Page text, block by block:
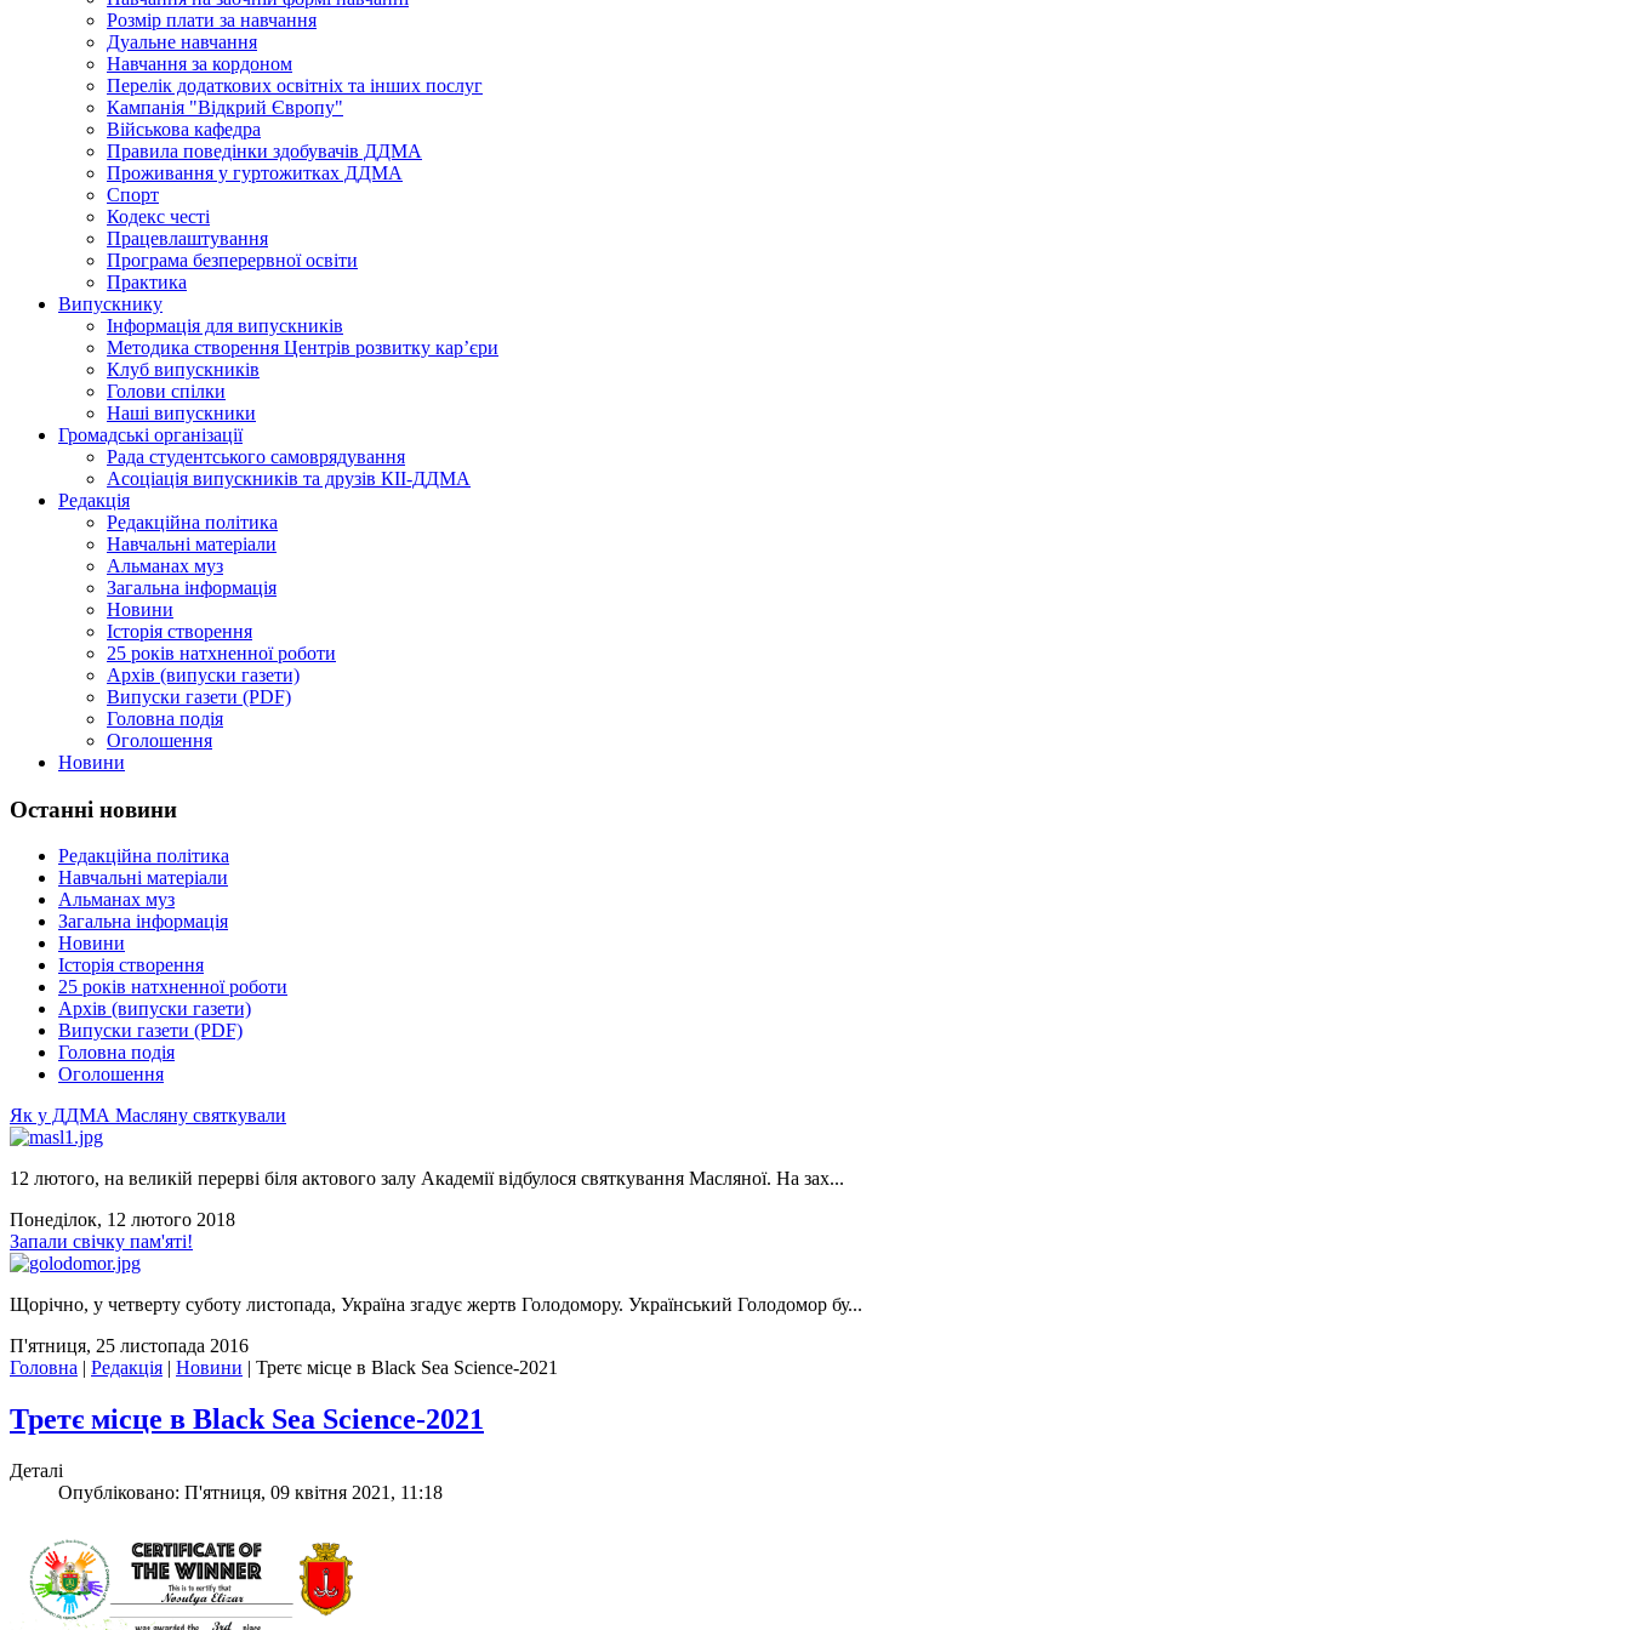
Розмір плати за навчання
Дуальне навчання
Навчання за кордоном
Перелік додаткових освітніх та інших послуг
Кампанія "Відкрий Європу"
Військова кафедра
Правила поведінки здобувачів ДДМА
Проживання у гуртожитках ДДМА
Спорт
Кодекс честі
Працевлаштування
Програма безперервної освіти
Практика
Випускнику
Інформація для випускників
Методика створення Центрів розвитку кар’єри
Клуб випускників
Голови спілки
Наші випускники
Громадські організації
Рада студентського самоврядування
Асоціація випускників та друзів КІІ-ДДМА
Редакція
Редакційна політика
Навчальні матеріали
Альманах муз
Загальна інформація
Новини
Історія створення
25 років натхненної роботи
Архів (випуски газети)
Випуски газети (PDF)
Головна подія
Оголошення
Новини
Останні новини
Редакційна політика
Навчальні матеріали
Альманах муз
Загальна інформація
Новини
Історія створення
25 років натхненної роботи
Архів (випуски газети)
Випуски газети (PDF)
Головна подія
Оголошення
Як у ДДМА Масляну святкували
12 лютого, на великій перерві біля актового залу Академії відбулося святкування Масляної. На зах...
Понеділок, 12 лютого 2018
Запали свічку пам'яті!
Щорічно, у четверту суботу листопада, Україна згадує жертв Голодомору. Український Голодомор бу...
П'ятниця, 25 листопада 2016
Головна | Редакція | Новини | Третє місце в Black Sea Science-2021
Третє місце в Black Sea Science-2021
Деталі
Опубліковано: П'ятниця, 09 квітня 2021, 11:18